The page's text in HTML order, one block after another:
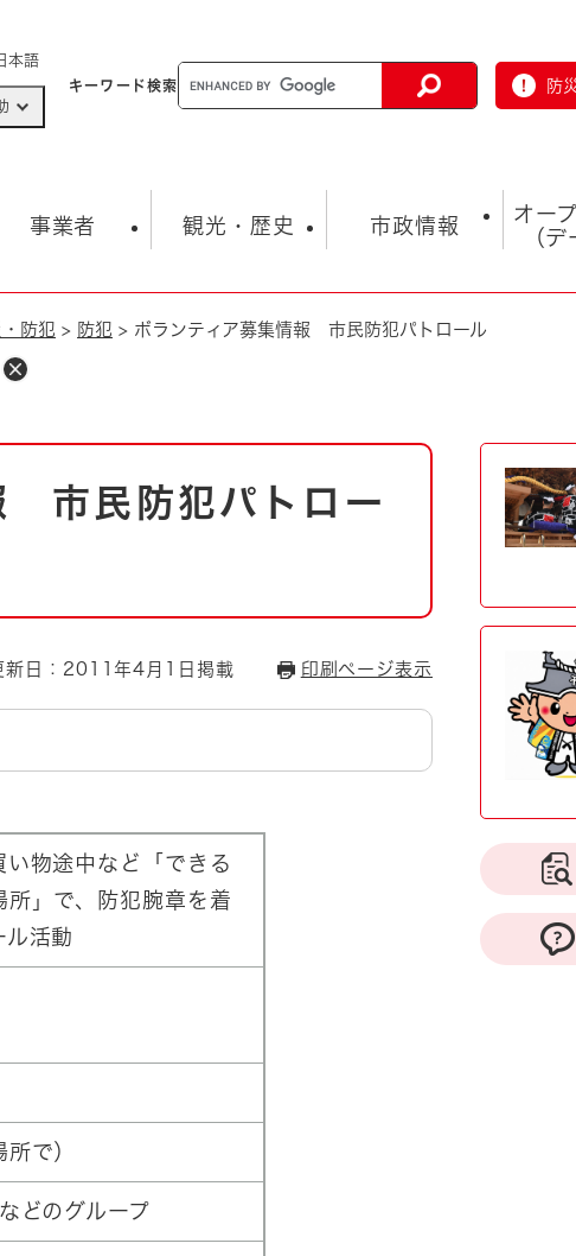
本語
キーワード検索 防
生涯学習・スポーツ
事業者
入札・契約情報 まちづくり・協働
環境 福祉・介護
観光・歴史
観光スポット
市政情報
概要 総合計画
職員採用情報
所・施設の案内
オー
（デ
オープンデータ
・防犯 > 防犯 > ボランティア募集情報 市民防犯パトロール
市民防犯パトロー
新日：2011年4月1日掲載 印刷ページ表示
物途中など「できる
所」で、防犯腕章を着
ル活動
で）
どのグループ